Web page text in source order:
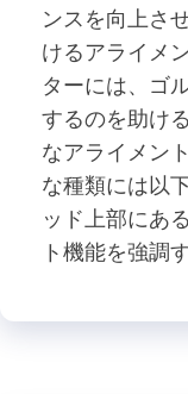
ンスを向上さ
けるアライメ
ターには、ゴ
するのを助け
なアライメン
な種類には以
ッド上部にあ
ト機能を強調